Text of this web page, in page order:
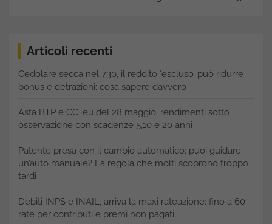
Articoli recenti
Cedolare secca nel 730, il reddito ‘escluso’ può ridurre
bonus e detrazioni: cosa sapere davvero
Asta BTP e CCTeu del 28 maggio: rendimenti sotto
osservazione con scadenze 5,10 e 20 anni
Patente presa con il cambio automatico: puoi guidare
un’auto manuale? La regola che molti scoprono troppo
tardi
Debiti INPS e INAIL, arriva la maxi rateazione: fino a 60
rate per contributi e premi non pagati